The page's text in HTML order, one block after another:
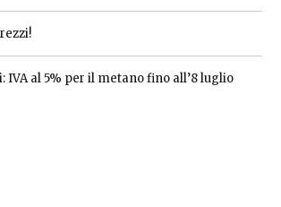
IVA al 5% per il metano fino all’8 luglio